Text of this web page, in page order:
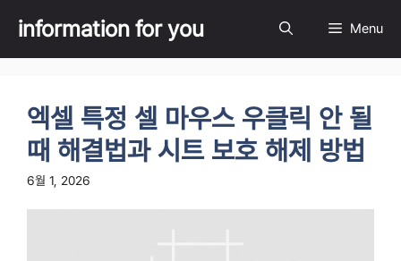
content
information for you Menu
엑셀 특정 셀 마우스 우클릭 안 될
때 해결법과 시트 보호 해제 방법
6월 1, 2026